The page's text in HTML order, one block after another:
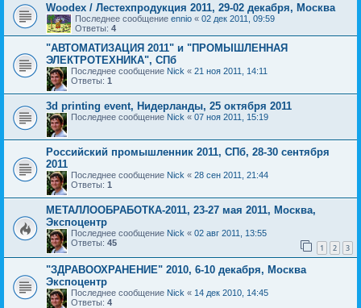
Woodex / Лестехпродукция 2011, 29-02 декабря, Москва
Последнее сообщение ennio « 02 дек 2011, 09:59
Ответы: 4
"АВТОМАТИЗАЦИЯ 2011" и "ПРОМЫШЛЕННАЯ
ЭЛЕКТРОТЕХНИКА", СПб
Последнее сообщение Nick « 21 ноя 2011, 14:11
Ответы: 1
3d printing event, Нидерланды, 25 октября 2011
Последнее сообщение Nick « 07 ноя 2011, 15:19
Российский промышленник 2011, СПб, 28-30 сентября
2011
Последнее сообщение Nick « 28 сен 2011, 21:44
Ответы: 1
МЕТАЛЛООБРАБОТКА-2011, 23-27 мая 2011, Москва,
Экспоцентр
Последнее сообщение Nick « 02 авг 2011, 13:55
Ответы: 45 1 2 3
"ЗДРАВООХРАНЕНИЕ" 2010, 6-10 декабря, Москва
Экспоцентр
Последнее сообщение Nick « 14 дек 2010, 14:45
Ответы: 4